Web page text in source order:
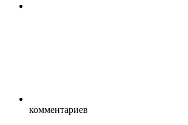
комментариев